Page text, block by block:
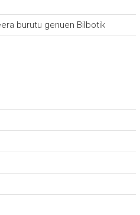
burutu genuen Bilbotik